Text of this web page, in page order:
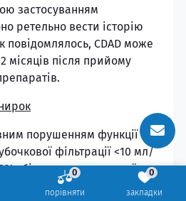
порівняти
0
закладки
0
застосуванням
ретельно вести історію
повідомлялось, CDAD може
місяців після прийому
порушенням функції
фільтрації <10 мл/
збільшення системної